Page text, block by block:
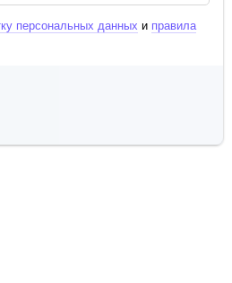
персональных данных и правила